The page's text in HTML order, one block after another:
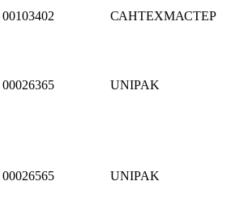
00103402 САНТЕХМАСТЕР
00026365 UNIPAK
00026565 UNIPAK